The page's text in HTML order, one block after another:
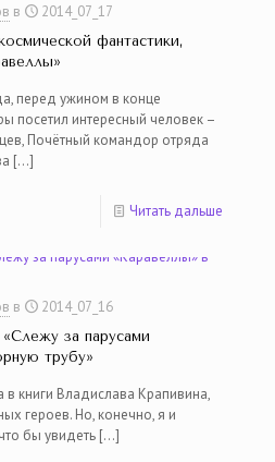
в 2014_07_17
фантастики,
перед ужином в конце
посетил интересный человек –
Почётный командор отряда
[…]
Читать дальше
в 2014_07_16
за парусами
трубу»
в книги Владислава Крапивина,
героев. Но, конечно, я и
бы увидеть […]